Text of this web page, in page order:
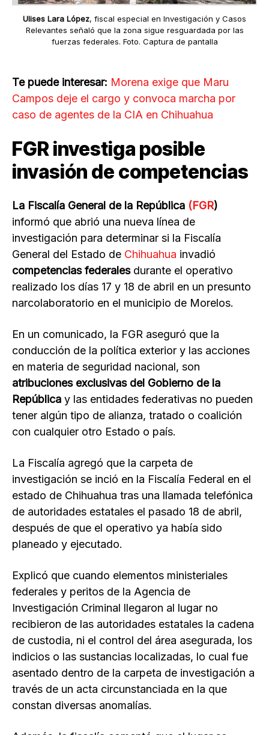
Ulises Lara López, fiscal especial en Investigación y Casos
Relevantes señaló que la zona sigue resguardada por las
fuerzas federales. Foto. Captura de pantalla
Te puede interesar: Morena exige que Maru
Campos deje el cargo y convoca marcha por
caso de agentes de la CIA en Chihuahua
FGR investiga posible
invasión de competencias
La Fiscalía General de la República (FGR)
informó que abrió una nueva línea de
investigación para determinar si la Fiscalía
General del Estado de Chihuahua invadió
competencias federalesdurante el operativo
realizado los días 17 y 18 de abril en un presunto
narcolaboratorio en el municipio de Morelos.
En un comunicado, la FGR aseguró que la
conducción de la política exterior y las acciones
en materia de seguridad nacional, son
atribuciones exclusivas del Gobierno de la
República y las entidades federativas no pueden
tener algún tipo de alianza, tratado o coalición
con cualquier otro Estado o país.
La Fiscalía agregó que la carpeta de
investigación se inció en la Fiscalía Federal en el
estado de Chihuahua tras una llamada telefónica
de autoridades estatales el pasado 18 de abril,
después de que el operativo ya había sido
planeado y ejecutado.
Explicó que cuando elementos ministeriales
federales y peritos de la Agencia de
Investigación Criminal llegaron al lugar no
recibieron de las autoridades estatales la cadena
de custodia, ni el control del área asegurada, los
indicios o las sustancias localizadas, lo cual fue
asentado dentro de la carpeta de investigación a
través de un acta circunstanciada en la que
constan diversas anomalías.